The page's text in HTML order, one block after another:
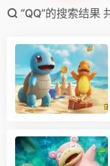
“QQ”的搜索结果